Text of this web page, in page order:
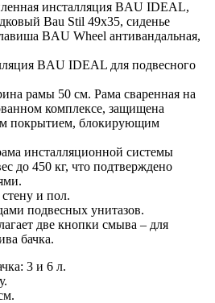
инсталляция BAU IDEAL,
Bau Stil 49х35, сиденье
BAU Wheel антивандальная,
BAU IDEAL для подвесного
рамы 50 см. Рама сваренная на
комплексе, защищена
покрытием, блокирующим
инсталляционной системы
до 450 кг, что подтверждено
и пол.
подвесных унитазов.
две кнопки смыва – для
бачка.
3 и 6 л.